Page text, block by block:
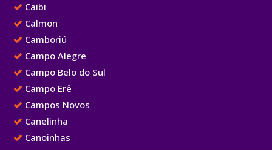
Caibi
Calmon
Camboriú
Campo Alegre
Campo Belo do Sul
Campo Erê
Campos Novos
Canelinha
Canoinhas